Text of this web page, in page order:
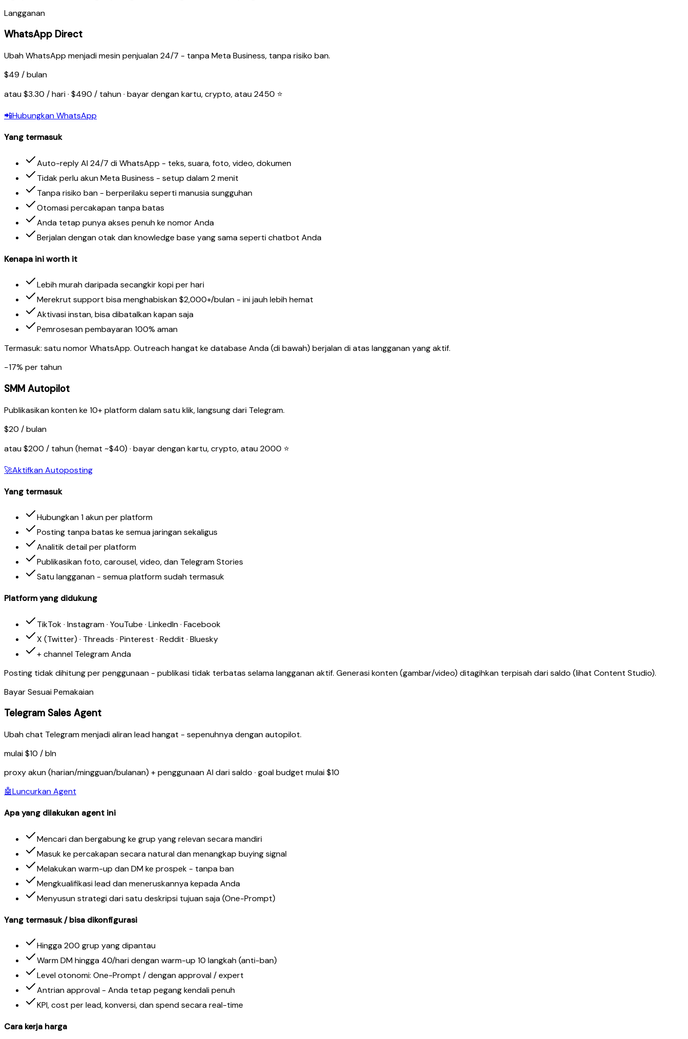
Langganan
WhatsApp Direct
Ubah WhatsApp menjadi mesin penjualan 24/7 - tanpa Meta Business, tanpa risiko ban.
$49 / bulan
atau $3.30 / hari · $490 / tahun · bayar dengan kartu, crypto, atau 2450 ⭐
📲Hubungkan WhatsApp
Yang termasuk
Auto-reply AI 24/7 di WhatsApp - teks, suara, foto, video, dokumen
Tidak perlu akun Meta Business - setup dalam 2 menit
Tanpa risiko ban - berperilaku seperti manusia sungguhan
Otomasi percakapan tanpa batas
Anda tetap punya akses penuh ke nomor Anda
Berjalan dengan otak dan knowledge base yang sama seperti chatbot Anda
Kenapa ini worth it
Lebih murah daripada secangkir kopi per hari
Merekrut support bisa menghabiskan $2,000+/bulan - ini jauh lebih hemat
Aktivasi instan, bisa dibatalkan kapan saja
Pemrosesan pembayaran 100% aman
Termasuk: satu nomor WhatsApp. Outreach hangat ke database Anda (di bawah) berjalan di atas langganan yang aktif.
−17% per tahun
SMM Autopilot
Publikasikan konten ke 10+ platform dalam satu klik, langsung dari Telegram.
$20 / bulan
atau $200 / tahun (hemat ~$40) · bayar dengan kartu, crypto, atau 2000 ⭐
🚀Aktifkan Autoposting
Yang termasuk
Hubungkan 1 akun per platform
Posting tanpa batas ke semua jaringan sekaligus
Analitik detail per platform
Publikasikan foto, carousel, video, dan Telegram Stories
Satu langganan - semua platform sudah termasuk
Platform yang didukung
TikTok · Instagram · YouTube · LinkedIn · Facebook
X (Twitter) · Threads · Pinterest · Reddit · Bluesky
+ channel Telegram Anda
Posting tidak dihitung per penggunaan - publikasi tidak terbatas selama langganan aktif. Generasi konten (gambar/video) ditagihkan terpisah dari saldo (lihat Content Studio).
Bayar Sesuai Pemakaian
Telegram Sales Agent
Ubah chat Telegram menjadi aliran lead hangat - sepenuhnya dengan autopilot.
mulai $10 / bln
proxy akun (harian/mingguan/bulanan) + penggunaan AI dari saldo · goal budget mulai $10
🤖Luncurkan Agent
Apa yang dilakukan agent ini
Mencari dan bergabung ke grup yang relevan secara mandiri
Masuk ke percakapan secara natural dan menangkap buying signal
Melakukan warm-up dan DM ke prospek - tanpa ban
Mengkualifikasi lead dan meneruskannya kepada Anda
Menyusun strategi dari satu deskripsi tujuan saja (One-Prompt)
Yang termasuk / bisa dikonfigurasi
Hingga 200 grup yang dipantau
Warm DM hingga 40/hari dengan warm-up 10 langkah (anti-ban)
Level otonomi: One-Prompt / dengan approval / expert
Antrian approval - Anda tetap pegang kendali penuh
KPI, cost per lead, konversi, dan spend secara real-time
Cara kerja harga